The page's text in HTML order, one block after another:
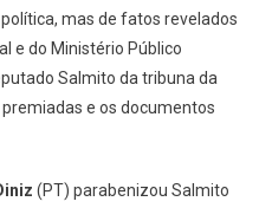
mas de fatos revelados
e do Ministério Público
Salmito da tribuna da
e os documentos
(PT) parabenizou Salmito